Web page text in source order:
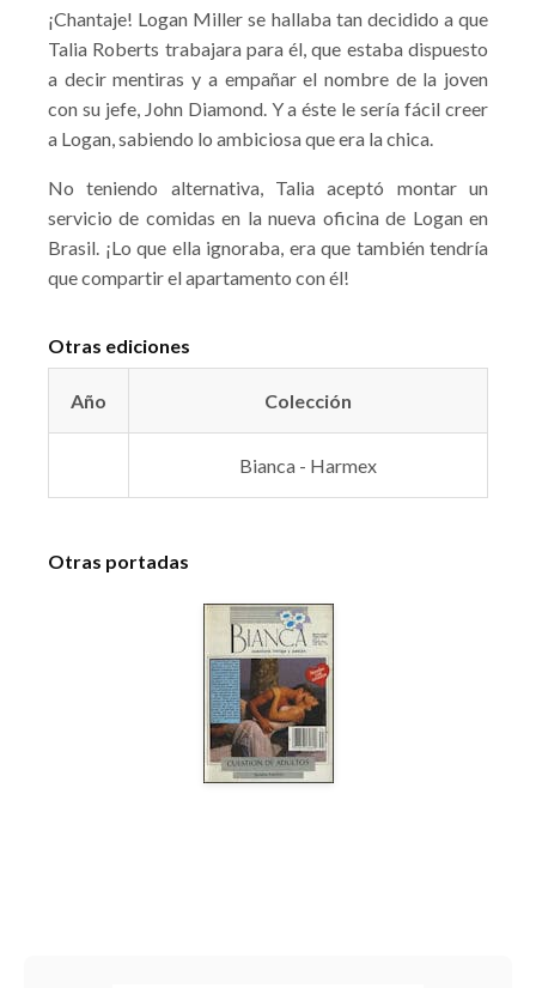
¡Chantaje! Logan Miller se hallaba tan decidido a que
Talia Roberts trabajara para él, que estaba dispuesto
a decir mentiras y a empañar el nombre de la joven
con su jefe, John Diamond. Y a éste le sería fácil creer
a Logan, sabiendo lo ambiciosa que era la chica.
No teniendo alternativa, Talia aceptó montar un
servicio de comidas en la nueva oficina de Logan en
Brasil. ¡Lo que ella ignoraba, era que también tendría
que compartir el apartamento con él!
Otras ediciones
Año Colección
Bianca - Harmex
Otras portadas